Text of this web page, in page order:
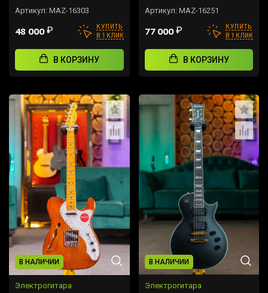
Артикул: MAZ-16303
48 000₽
КУПИТЬ
В 1 КЛИК
В КОРЗИНУ
Артикул: MAZ-16251
77 000₽
КУПИТЬ
В 1 КЛИК
В КОРЗИНУ
В НАЛИЧИИ
Электрогитара
В НАЛИЧИИ
Электрогитара